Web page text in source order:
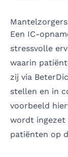
Een IC-
stressvolle
waarin
zij via
stellen en in
voorbeeld
wordt ingezet
patiënten op